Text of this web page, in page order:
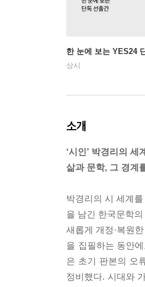
한 눈에 보는 YES24
상시
소개
‘시인’ 박경리의
삶과 문학, 그 경계
박경리의 시 세계
을 남긴 한국문학
새롭게 개정·복원
을 집필하는 동안
은 초기 판본의 오
정비했다. 시대와